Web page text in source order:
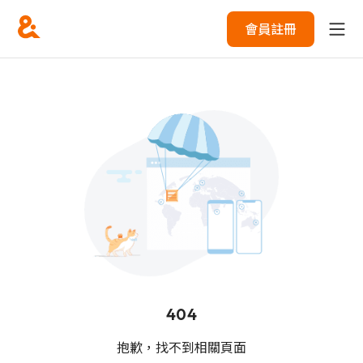
會員註冊
404
抱歉，找不到相關頁面